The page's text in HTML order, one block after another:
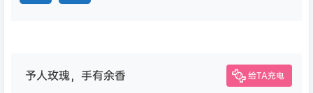
予人玫瑰，手有余香 给TA充电